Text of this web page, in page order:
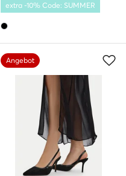
extra -10% Code: SUMMER
Angebot